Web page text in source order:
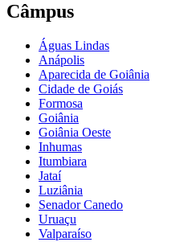
Câmpus
Águas Lindas
Anápolis
Aparecida de Goiânia
Cidade de Goiás
Formosa
Goiânia
Goiânia Oeste
Inhumas
Itumbiara
Jataí
Luziânia
Senador Canedo
Uruaçu
Valparaíso